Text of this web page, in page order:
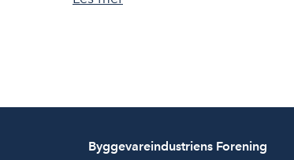
Byggevareindustriens Forening